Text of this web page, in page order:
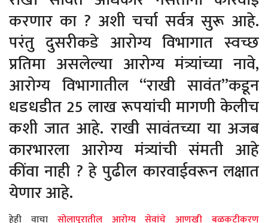
करणार का ? अशी चर्चा सर्वत्र सुरू आहे.
परंतु दुसरीकडे आरोग्य विभागात स्वच्छ
प्रतिमा असलेल्या आरोग्य मंत्र्यांच्या नावे,
आरोग्य विभागातील “राखी सावंत”कडून
धडधडीत 25 लाख रूपयांची मागणी केलीच
कशी जात आहे. राखी सावंतच्या या अजब
कारभारला आरोग्य मंत्र्यांची संमती आहे
कींवा नाही ? हे पुढील कारवाईवरून लक्षात
येणार आहे.
हेही वाचा सोलापूरातील आरोग्य सेवांचे आणखी बळकटीकरण